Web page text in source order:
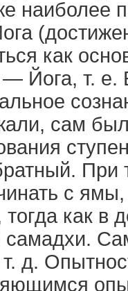
наиболее
как
— Йога, т. е.
сам
При
с
как в
д.